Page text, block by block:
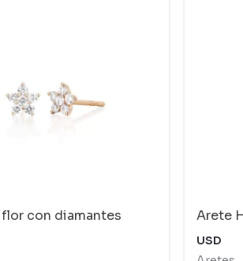
con diamantes Arete
USD